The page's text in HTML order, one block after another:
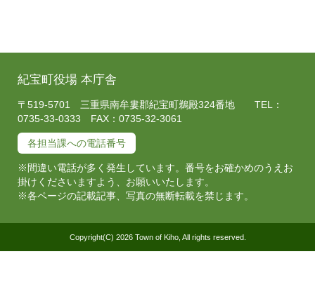
紀宝町役場 本庁舎
〒519-5701 三重県南牟婁郡紀宝町鵜殿324番地 TEL：
0735-33-0333 FAX：0735-32-3061
各担当課への電話番号
※間違い電話が多く発生しています。番号をお確かめのうえお
掛けくださいますよう、お願いいたします。
※各ページの記載記事、写真の無断転載を禁じます。
Copyright(C) 2026 Town of Kiho, All rights reserved.